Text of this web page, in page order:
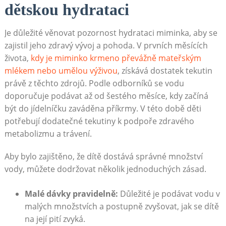
dětskou hydrataci
Je důležité věnovat pozornost hydrataci miminka, aby se
zajistil jeho zdravý vývoj a pohoda. V prvních měsících
života, kdy je miminko krmeno převážně mateřským
mlékem nebo umělou výživou, získává dostatek tekutin
právě z těchto zdrojů. Podle odborníků se vodu
doporučuje podávat až od šestého měsíce, kdy začíná
být do jídelníčku zaváděna příkrmy. V této době děti
potřebují dodatečné tekutiny k podpoře zdravého
metabolizmu a trávení.
Aby bylo zajištěno, že dítě dostává správné množství
vody, můžete dodržovat několik jednoduchých zásad.
Malé dávky pravidelně: Důležité je podávat vodu v
malých množstvích a postupně zvyšovat, jak se dítě
na její pití zvyká.